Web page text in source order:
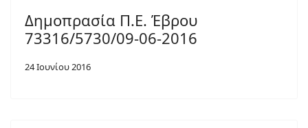
Δημοπρασία Π.Ε. Έβρου
73316/5730/09-06-2016
24 Ιουνίου 2016